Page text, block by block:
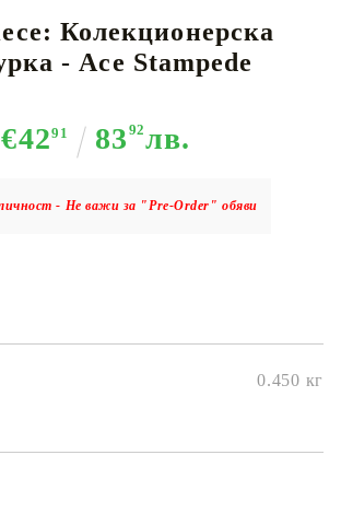
Колекционерска
- Ace Stampede
€4291 83 92лв.
- Не важи за "Pre-Order" обяви
0.450 кг